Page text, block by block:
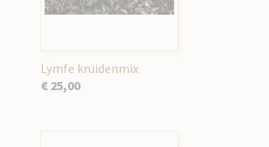
Lymfe kruidenmix
€ 25,00